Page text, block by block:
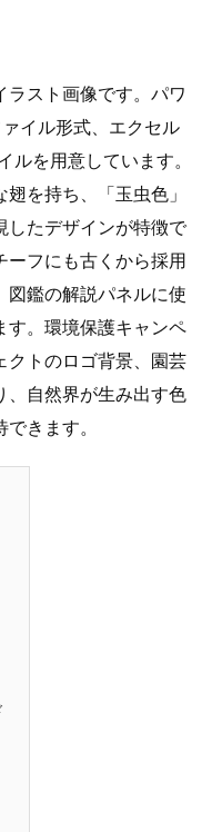
ラスト画像です。パワ
イル形式、エクセル
ルを用意しています。
を持ち、「玉虫色」
したデザインが特徴で
ーフにも古くから採用
図鑑の解説パネルに使
す。環境保護キャンペ
クトのロゴ背景、園芸
、自然界が生み出す色
きます。